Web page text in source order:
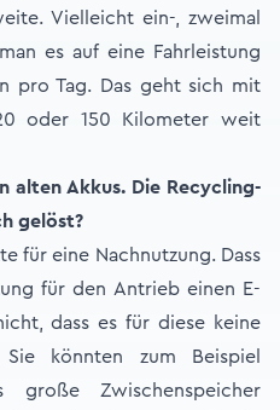
Vielleicht ein-, zweimal
es auf eine Fahrleistung
pro Tag. Das geht sich mit
oder 150 Kilometer weit
alten Akkus. Die Recycling-
gelöst?
für eine Nachnutzung. Dass
für den Antrieb einen E-
dass es für diese keine
könnten zum Beispiel
große Zwischenspeicher